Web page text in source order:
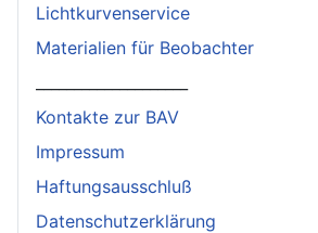
Lichtkurvenservice
Materialien für Beobachter
Kontakte zur BAV
Impressum
Haftungsausschluß
Datenschutzerklärung